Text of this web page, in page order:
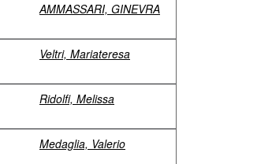
AMMASSARI, GINEVRA
Veltri, Mariateresa
Ridolfi, Melissa
Medaglia, Valerio